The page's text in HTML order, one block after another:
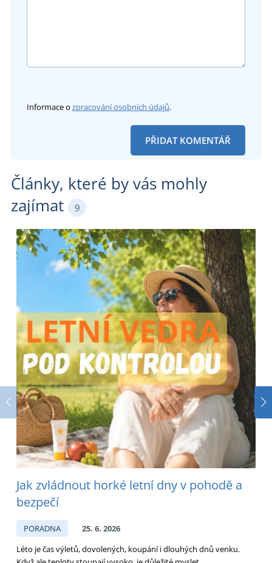
Informace o zpracování osobních údajů.
PŘIDAT KOMENTÁŘ
Články, které by vás mohly
zajímat
9
Jak zvládnout horké letní dny v pohodě a
bezpečí
PORADNA
25. 6. 2026
Léto je čas výletů, dovolených, koupání i dlouhých dnů venku.